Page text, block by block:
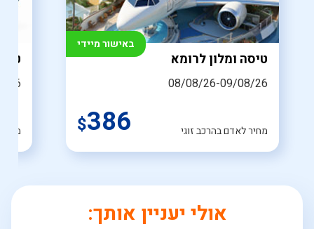
טיסה ומלון לרומא
08/08/26-09/08/26
$386
באישור מיידי
מחיר לאדם בהרכב זוגי
26
אולי יעניין אותך: